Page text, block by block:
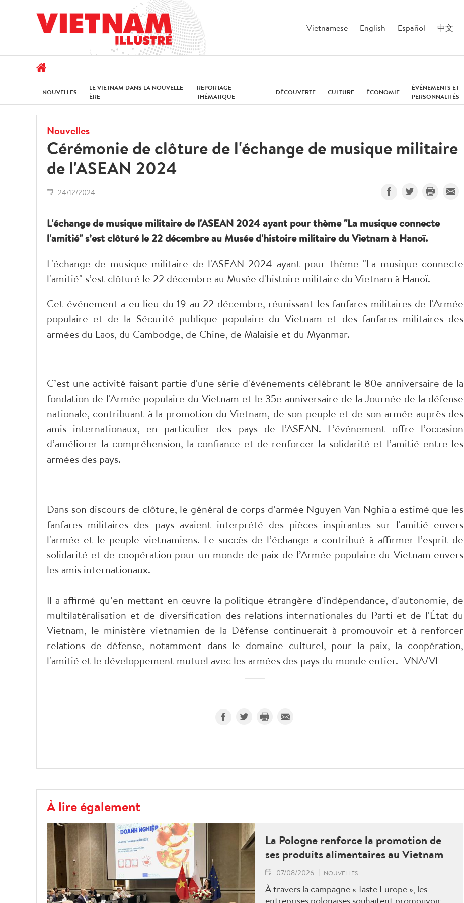
Vietnamese English Español 中文
NOUVELLES
LE VIETNAM DANS LA NOUVELLE
ÈRE
REPORTAGE
THÉMATIQUE
DÉCOUVERTE CULTURE ÉCONOMIE
ÉVÉNEMENTS ET
PERSONNALITÉS
Nouvelles
Cérémonie de clôture de l'échange de musique militaire
de l'ASEAN 2024
24/12/2024
L'échange de musique militaire de l'ASEAN 2024 ayant pour thème "La musique connecte
l'amitié" s’est clôturé le 22 décembre au Musée d'histoire militaire du Vietnam à Hanoï.
L'échange de musique militaire de l'ASEAN 2024 ayant pour thème "La musique connecte
l'amitié" s’est clôturé le 22 décembre au Musée d'histoire militaire du Vietnam à Hanoï.
Cet événement a eu lieu du 19 au 22 décembre, réunissant les fanfares militaires de l'Armée
populaire et de la Sécurité publique populaire du Vietnam et des fanfares militaires des
armées du Laos, du Cambodge, de Chine, de Malaisie et du Myanmar.
C’est une activité faisant partie d'une série d'événements célébrant le 80e anniversaire de la
fondation de l'Armée populaire du Vietnam et le 35e anniversaire de la Journée de la défense
nationale, contribuant à la promotion du Vietnam, de son peuple et de son armée auprès des
amis internationaux, en particulier des pays de l’ASEAN. L’événement offre l’occasion
d’améliorer la compréhension, la confiance et de renforcer la solidarité et l’amitié entre les
armées des pays.
Dans son discours de clôture, le général de corps d’armée Nguyen Van Nghia a estimé que les
fanfares militaires des pays avaient interprété des pièces inspirantes sur l'amitié envers
l'armée et le peuple vietnamiens. Le succès de l’échange a contribué à affirmer l’esprit de
solidarité et de coopération pour un monde de paix de l’Armée populaire du Vietnam envers
les amis internationaux.
Il a affirmé qu’en mettant en œuvre la politique étrangère d'indépendance, d'autonomie, de
multilatéralisation et de diversification des relations internationales du Parti et de l'État du
Vietnam, le ministère vietnamien de la Défense continuerait à promouvoir et à renforcer
relations de défense, notamment dans le domaine culturel, pour la paix, la coopération,
l'amitié et le développement mutuel avec les armées des pays du monde entier. -VNA/VI
À lire également
La Pologne renforce la promotion de
ses produits alimentaires au Vietnam
07/08/2026 NOUVELLES
À travers la campagne « Taste Europe », les